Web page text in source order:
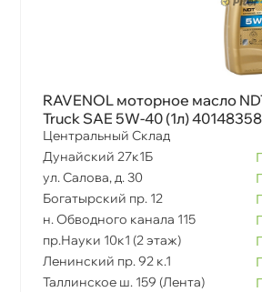
RAVENOL моторное масло
Truck SAE 5W-40 (1л)
Центральный Склад
Дунайский 27к1Б
ул. Салова, д. 30
Богатырский пр. 12
н. Обводного канала 115
пр.Науки 10к1 (2 этаж)
Ленинский пр. 92 к.1
Таллинское ш. 159 (Лента)